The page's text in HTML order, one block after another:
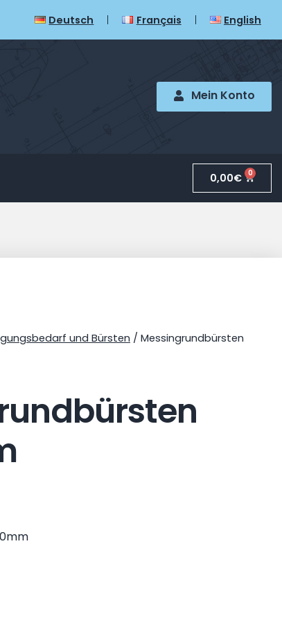
Deutsch Français English
Mein Konto
0,00€ 0
und Bürsten / Messingrundbürsten